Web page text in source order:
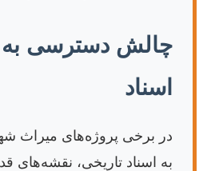
چالش دسترسی به
اسناد
در برخی پروژه‌های میراث
به اسناد تاریخی، نقشه‌های